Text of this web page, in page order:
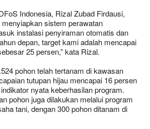
Indonesia, Rizal Zubad Firdausi,
menyiapkan sistem perawatan
instalasi penyiraman otomatis dan
depan, target kami adalah mencapai
25 persen,” kata Rizal.
pohon telah tertanam di kawasan
tutupan hijau mencapai 16 persen
nyata keberhasilan program.
pohon juga dilakukan melalui program
tani, dengan 300 pohon ditanam di